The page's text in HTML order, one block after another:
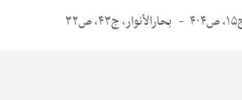
بحارالأنوار، ج۴۳، ص۳۲